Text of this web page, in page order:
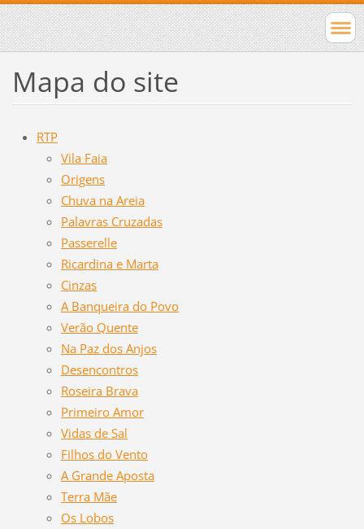
Mapa do site
RTP
Vila Faia
Origens
Chuva na Areia
Palavras Cruzadas
Passerelle
Ricardina e Marta
Cinzas
A Banqueira do Povo
Verão Quente
Na Paz dos Anjos
Desencontros
Roseira Brava
Primeiro Amor
Vidas de Sal
Filhos do Vento
A Grande Aposta
Terra Mãe
Os Lobos